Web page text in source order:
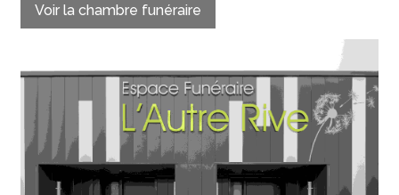
Voir la chambre funéraire